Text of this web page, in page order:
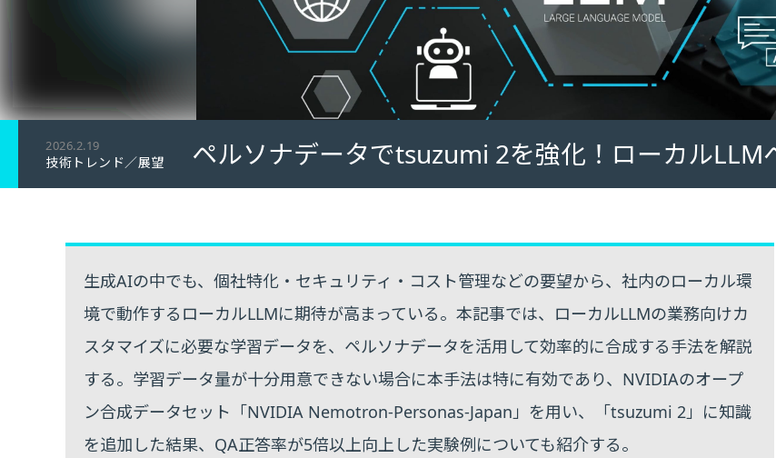
2026.2.19
技術トレンド／展望 ペルソナデータでtsuzumi 2を強化！ローカルLLM
生成AIの中でも、個社特化・セキュリティ・コスト管理などの要望から、社内のローカル環
境で動作するローカルLLMに期待が高まっている。本記事では、ローカルLLMの業務向けカ
スタマイズに必要な学習データを、ペルソナデータを活用して効率的に合成する手法を解説
する。学習データ量が十分用意できない場合に本手法は特に有効であり、NVIDIAのオープ
ン合成データセット「NVIDIA Nemotron-Personas-Japan」を用い、「tsuzumi 2」に知識
を追加した結果、QA正答率が5倍以上向上した実験例についても紹介する。